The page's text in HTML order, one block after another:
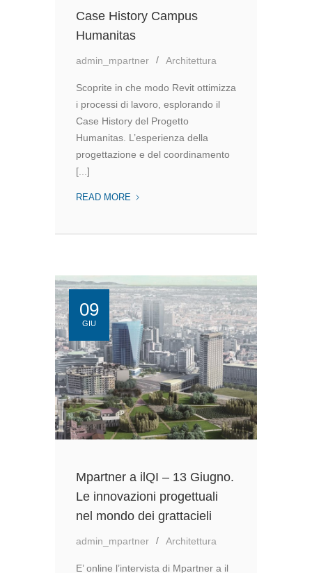
Case History Campus
Humanitas
admin_mpartner Architettura
Scoprite in che modo Revit ottimizza
i processi di lavoro, esplorando il
Case History del Progetto
Humanitas. L’esperienza della
progettazione e del coordinamento
[...]
READ MORE
09
GIU
Mpartner a ilQI – 13 Giugno.
Le innovazioni progettuali
nel mondo dei grattacieli
admin_mpartner Architettura
E’ online l’intervista di Mpartner a il